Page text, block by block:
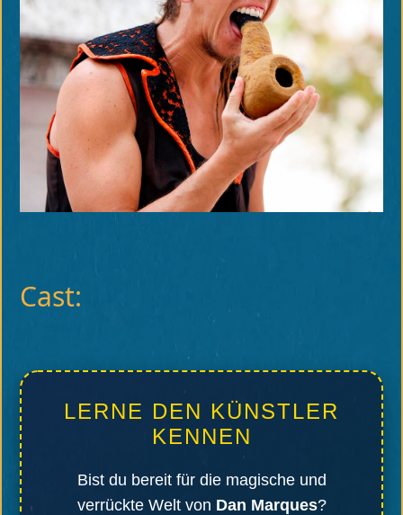
Cast:
LERNE DEN KÜNSTLER
KENNEN
Bist du bereit für die magische und
verrückte Welt von Dan Marques?